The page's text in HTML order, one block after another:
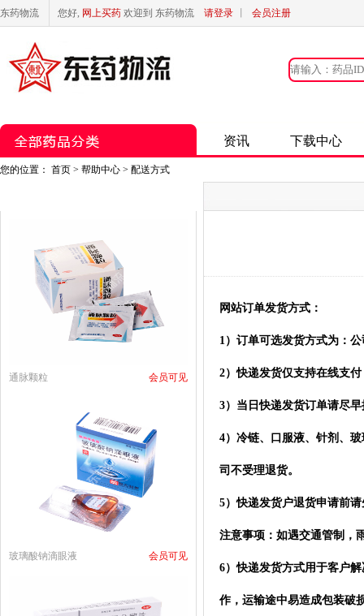
东药物流 您好, 网上买药 欢迎到 东药物流 请登录 会员注册
资讯 下载中心
您的位置： 首页 > 帮助中心 > 配送方式
会员可见
通脉颗粒
会员可见
玻璃酸钠滴眼液
网站订单发货方式：
1）订单可选发货方式为：
2）快递发货仅支持在线支
3）当日快递发货订单请尽
4） 冷链、口服液、针剂、
司不受理退货。
5）快递发货户退货申请前
注意事项：如遇交通管制，
6）快递发货方式用于客户
作，运输途中易造成包装破